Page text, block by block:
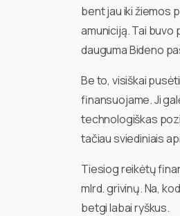
bent jau iki žiemos
amuniciją. Tai buvo
dauguma Bideno
Be to, visiškai
finansuojame. Ji
technologiškas
tačiau sviediniais
Tiesiog reikėtų
mlrd. grivinų. Na,
betgi labai ryškus.